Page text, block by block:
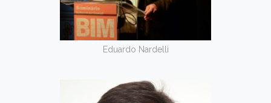
Eduardo Nardelli